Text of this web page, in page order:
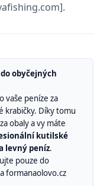
obyčejných
vaše peníze za
krabičky. Díky tomu
obaly a vy máte
kutilské
levný peníz.
pouze do
formanaolovo.cz